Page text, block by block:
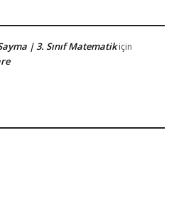
| 3. Sınıf Matematikiçin